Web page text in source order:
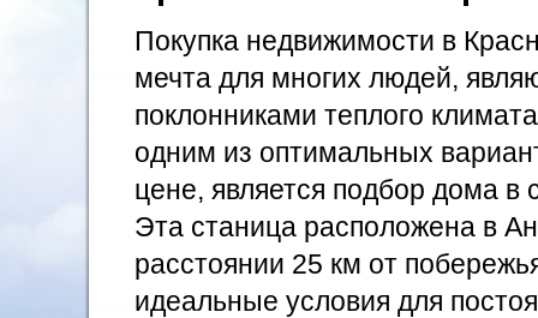
Покупка недвижимости в
мечта для многих людей,
поклонниками теплого
одним из оптимальных
цене, является подбор дома в
Эта станица расположена в
расстоянии 25 км от
идеальные условия для